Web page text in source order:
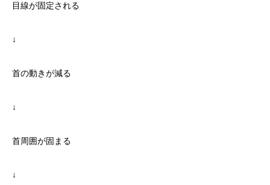
目線が固定される
↓
首の動きが減る
↓
首周囲が固まる
↓